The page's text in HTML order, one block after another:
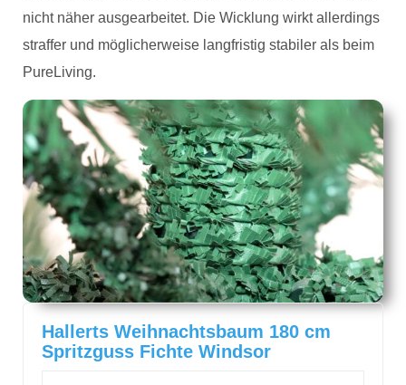
nicht näher ausgearbeitet. Die Wicklung wirkt allerdings
straffer und möglicherweise langfristig stabiler als beim
PureLiving.
Hallerts Weihnachtsbaum 180 cm
Spritzguss Fichte Windsor